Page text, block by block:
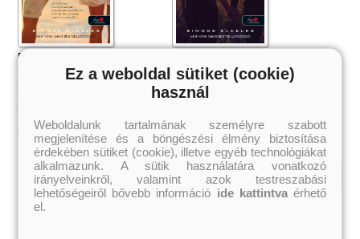
Return To Paradise - Visszatérés a
Paradicsomba (Kiűzetés a
Paradicsomból 2.)
Simone Elkeles
Online ár:
Kosárba
Paradicsomból (Kiűzetés a
Paradicsomból 1.)
Simone Elkeles
Kosárba
Kiemelt szerzőink
Ez a weboldal sütiket (cookie)
használ
Weboldalunk tartalmának személyre szabott
megjelenítése és a böngészési élmény biztosítása
érdekében sütiket (cookie), illetve egyéb technológiákat
alkalmazunk. A sütik használatára vonatkozó
irányelveinkről, valamint azok testreszabási
lehetőségeiről bővebb információ ide kattintvaérhető
el.